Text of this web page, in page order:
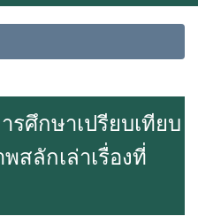
รศึกษาเปรียบเทียบ
สลักเล่าเรื่องที่